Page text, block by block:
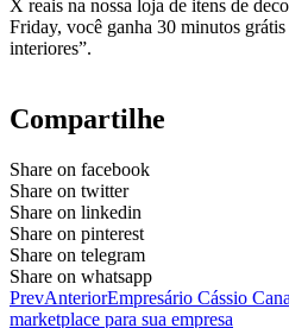
X reais na nossa loja de itens de
Friday, você ganha 30 minutos grátis
interiores”.
Compartilhe
Share on facebook
Share on twitter
Share on linkedin
Share on pinterest
Share on telegram
Share on whatsapp
PrevAnteriorEmpresário Cássio
marketplace para sua empresa